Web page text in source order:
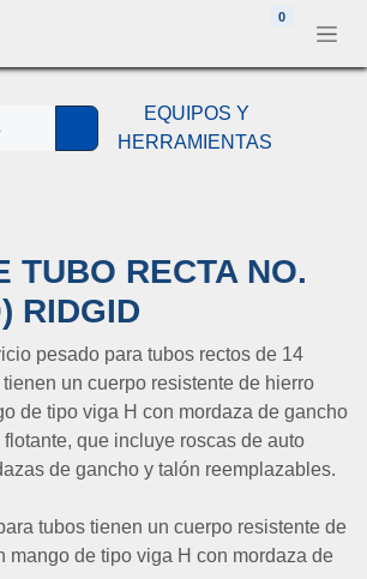
0
EQUIPOS Y
HERRAMIENTAS
TUBO RECTA NO.
RIDGID
pesado para tubos rectos de 14
un cuerpo resistente de hierro
de tipo viga H con mordaza de gancho
que incluye roscas de auto
de gancho y talón reemplazables.
tubos tienen un cuerpo resistente de
mango de tipo viga H con mordaza de